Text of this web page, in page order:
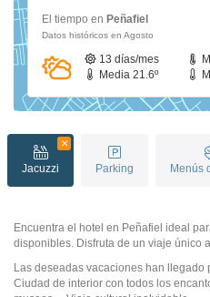
El tiempo en Peñafiel
Datos históricos en Agosto
13 días/mes
Media 21.6º
Jacuzzi Parking Menús
Encuentra el hotel en Peñafiel ideal
disponibles. Disfruta de un viaje único
Las deseadas vacaciones han llegado
Ciudad de interior con todos los